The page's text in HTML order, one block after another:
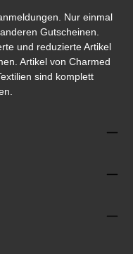
Nur einmal
Gutscheinen.
und reduzierte Artikel
Artikel von Charmed
sind komplett